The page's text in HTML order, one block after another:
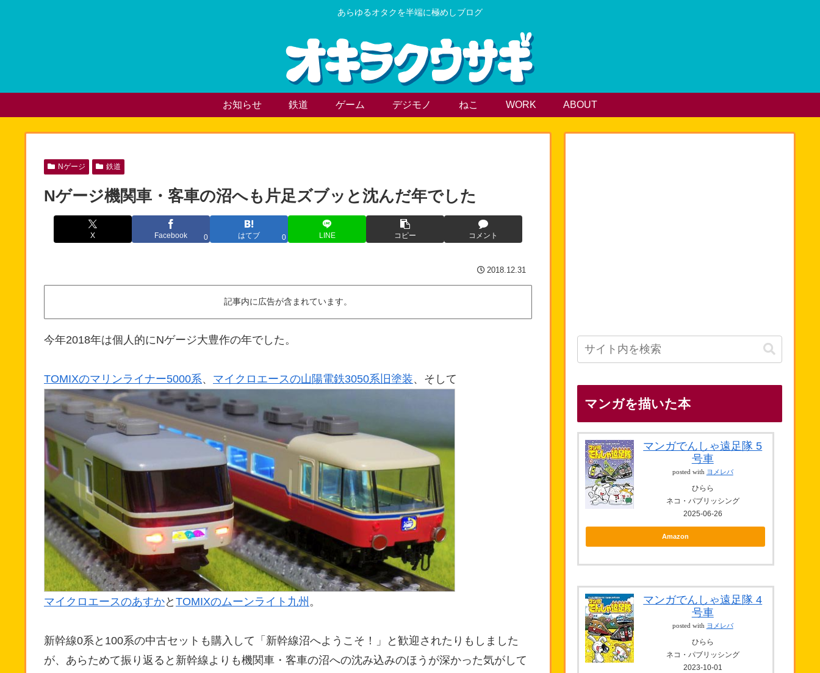
あらゆるオタクを半端に極めしブログ
お知らせ 鉄道 ゲーム デジモノ ねこ WORK ABOUT
Nゲージ 鉄道
Nゲージ機関車・客車の沼へも片足ズブッと沈んだ年でした
X Facebook 0 はてブ 0 LINE コピー コメント
2018.12.31
記事内に広告が含まれています。
今年2018年は個人的にNゲージ大豊作の年でした。
TOMIXのマリンライナー5000系、 マイクロエースの山陽電鉄3050系旧塗装、そして
マイクロエースのあすかと TOMIXのムーンライト九州 。
新幹線0系と100系の中古セットも購入して「新幹線沼へようこそ！」と歓迎されたりもしました
が、あらためて振り返ると新幹線よりも機関車・客車の沼への沈み込みのほうが深かった気がして
マンガを描いた本
マンガでんしゃ遠足隊 5
号車
posted with ヨメレバ
ひらら
ネコ・パブリッシング
2025-06-26
Amazon
マンガでんしゃ遠足隊 4
号車
posted with ヨメレバ
ひらら
ネコ・パブリッシング
2023-10-01